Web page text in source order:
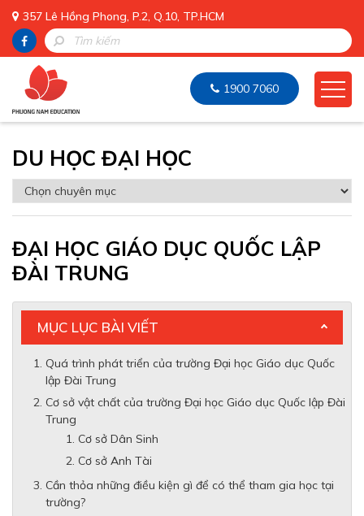
357 Lê Hồng Phong, P.2, Q.10, TP.HCM
1900 7060
DU HỌC ĐẠI HỌC
ĐẠI HỌC GIÁO DỤC QUỐC LẬP
ĐÀI TRUNG
MỤC LỤC BÀI VIẾT
Quá trình phát triển của trường Đại học Giáo dục Quốc
lập Đài Trung
Cơ sở vật chất của trường Đại học Giáo dục Quốc lập Đài
Trung
Cơ sở Dân Sinh
Cơ sở Anh Tài
Cần thỏa những điều kiện gì để có thể tham gia học tại
trường?